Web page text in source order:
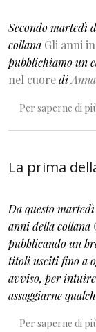
Secondo martedì
collana Gli anni
pubblichiamo un
nel cuoredi
Per saperne di
La prima
Da questo
anni della collana
pubblicando un
titoli usciti fino a
avviso, per
assaggiarne
Per saperne di